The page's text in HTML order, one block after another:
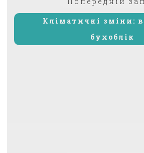
Кліматичні зміни:
бухоблік